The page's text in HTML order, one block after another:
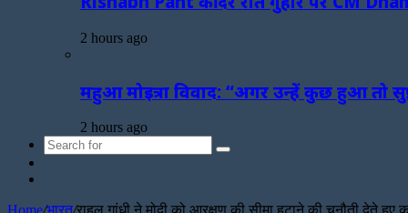
2 hours ago
महुआ मोइत्रा विवाद: “अगर उन्हें कुछ हुआ तो
2 hours ago
Search